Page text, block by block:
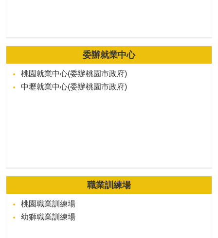
委辦就業中心
桃園就業中心(委辦桃園市政府)
中壢就業中心(委辦桃園市政府)
職業訓練場
桃園職業訓練場
幼獅職業訓練場